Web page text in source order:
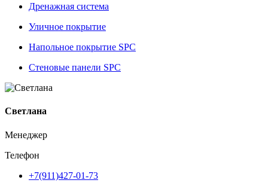
Дренажная система
Уличное покрытие
Напольное покрытие SPC
Стеновые панели SPC
Светлана
Менеджер
Телефон
+7(911)427-01-73